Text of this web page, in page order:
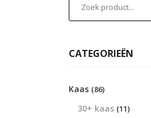
CATEGORIEËN
Kaas (86)
30+ kaas (11)